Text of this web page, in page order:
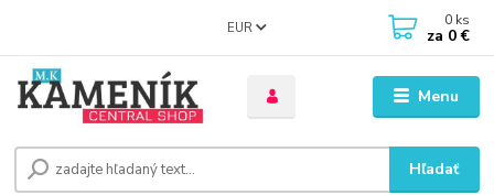
Menu
EUR
Hľadať
0 ks
za 0 €